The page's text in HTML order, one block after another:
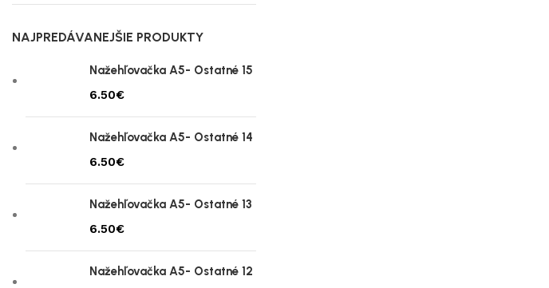
NAJPREDÁVANEJŠIE PRODUKTY
Nažehľovačka A5- Ostatné 15
€
Nažehľovačka A5- Ostatné 14
€
Nažehľovačka A5- Ostatné 13
€
Nažehľovačka A5- Ostatné 12